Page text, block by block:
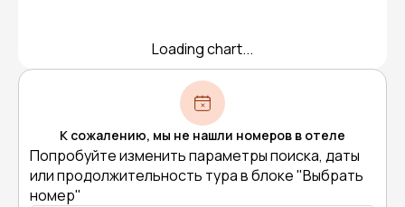
Loading chart...
К сожалению, мы не нашли номеров в отеле
Попробуйте изменить параметры поиска, даты
или продолжительность тура в блоке "Выбрать
номер"